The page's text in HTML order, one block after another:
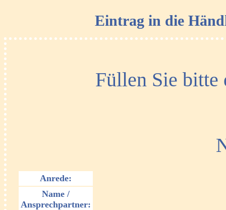
Eintrag in die
Füllen Sie bitte
Anrede:
Name /
Ansprechpartner: